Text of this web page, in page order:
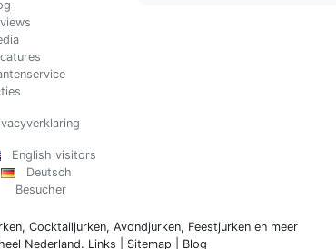
English visitors
Deutsch
Besucher
, Cocktailjurken, Avondjurken, Feestjurken en meer
heel Nederland. Links Sitemap Blog